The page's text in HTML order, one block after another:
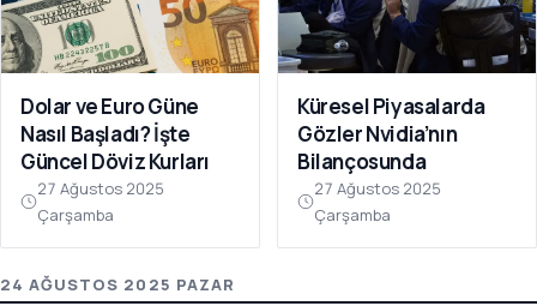
Dolar ve Euro Güne
Nasıl Başladı? İşte
Güncel Döviz Kurları
27 Ağustos 2025
Çarşamba
Küresel Piyasalarda
Gözler Nvidia’nın
Bilançosunda
27 Ağustos 2025
Çarşamba
24 AĞUSTOS 2025 PAZAR